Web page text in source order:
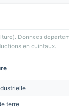
Donnees
en quintaux.
terre